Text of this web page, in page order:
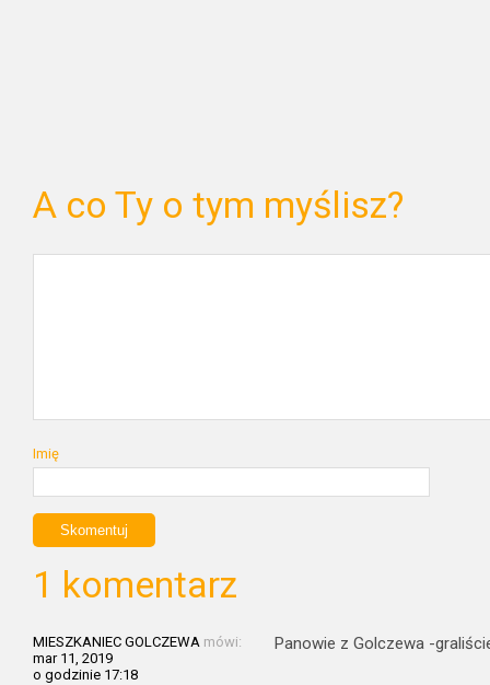
A co Ty o tym myślisz?
Imię
1 komentarz
MIESZKANIEC GOLCZEWA mówi:
mar 11, 2019
o godzinie 17:18
Panowie z Golczewa -